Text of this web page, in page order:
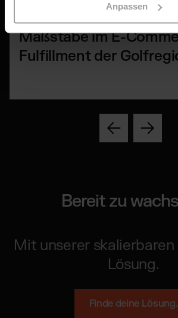
Anpassen
Quivo und GWC
Maßstäbe im E-
Fulfillment der
Bereit zu
Mit unserer
Lösung.
Finde deine Lösung.